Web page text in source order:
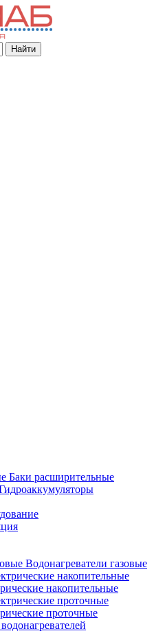
Баки расширительные
Водонагреватели газовые
накопительные
проточные